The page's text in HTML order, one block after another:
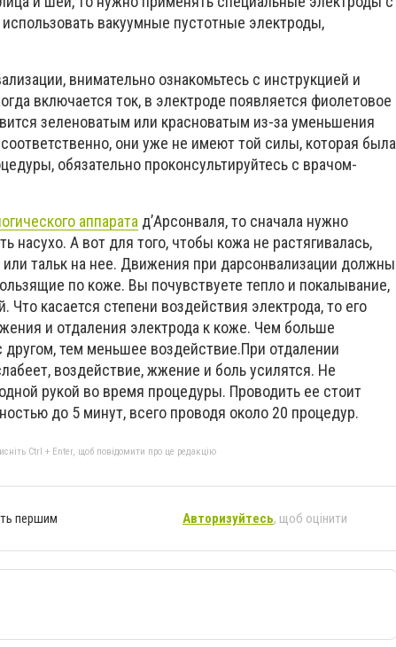
вакуумные пустотные электроды,
внимательно ознакомьтесь с инструкцией и
включается ток, в электроде появляется фиолетовое
зеленоватым или красноватым из-за уменьшения
они уже не имеют той силы, которая была
обязательно проконсультируйтесь с врачом-
аппарата д’Арсонваля, то сначала нужно
насухо. А вот для того, чтобы кожа не растягивалась,
тальк на нее. Движения при дарсонвализации должны
по коже. Вы почувствуете тепло и покалывание,
Что касается степени воздействия электрода, то его
и отдаления электрода к коже. Чем больше
другом, тем меньшее воздействие.При отдалении
воздействие, жжение и боль усилятся. Не
рукой во время процедуры. Проводить ее стоит
до 5 минут, всего проводя около 20 процедур.
Ctrl + Enter, щоб повідомити про це редакцію
першим Авторизуйтесь, щоб оцінити